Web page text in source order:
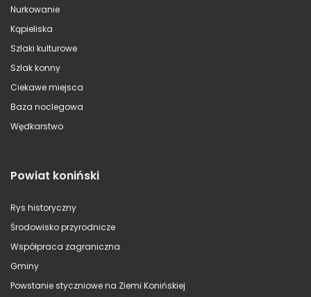
Nurkowanie
Kąpieliska
Szlaki kulturowe
Szlak konny
Ciekawe miejsca
Baza noclegowa
Wędkarstwo
Powiat koniński
Rys historyczny
Środowisko przyrodnicze
Współpraca zagraniczna
Gminy
Powstanie styczniowe na Ziemi Konińskiej